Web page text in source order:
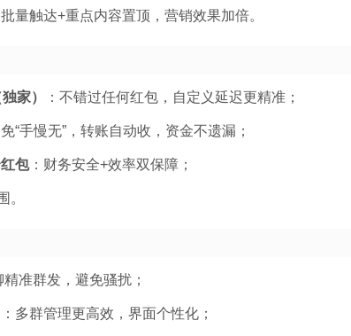
量触达+重点内容置顶，营销效果加倍。
家） ：不错过任何红包，自定义延迟更精准；
“手慢无”，转账自动收，资金不遗漏；
包：财务安全+效率双保障；
。
精准群发，避免骚扰；
：多群管理更高效，界面个性化；